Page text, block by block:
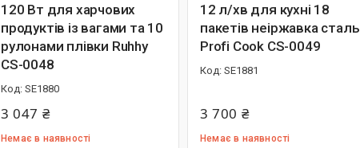
120 Вт для харчових
продуктів із вагами та 10
рулонами плівки Ruhhy
CS-0048
SE1880
3 047 ₴
Немає в наявності
12 л/хв для кухні 18
пакетів неіржавка сталь
Profi Cook CS-0049
SE1881
3 700 ₴
Немає в наявності